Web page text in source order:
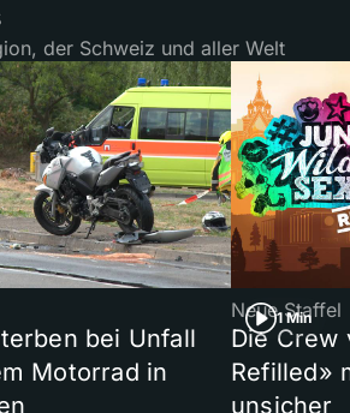
der Schweiz und aller Welt
bei Unfall
Motorrad in
1 Min
Neue Staffel
Die Crew
Refilled»
unsicher